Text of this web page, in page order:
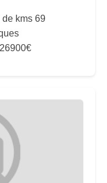
kms 69